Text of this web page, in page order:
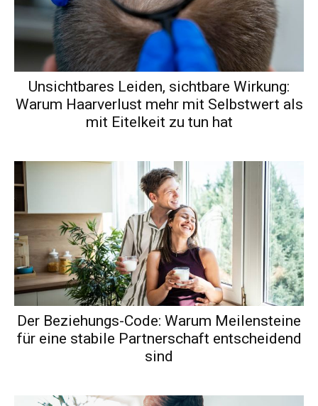
Unsichtbares Leiden, sichtbare Wirkung:
Warum Haarverlust mehr mit Selbstwert als
mit Eitelkeit zu tun hat
Der Beziehungs-Code: Warum Meilensteine
für eine stabile Partnerschaft entscheidend
sind